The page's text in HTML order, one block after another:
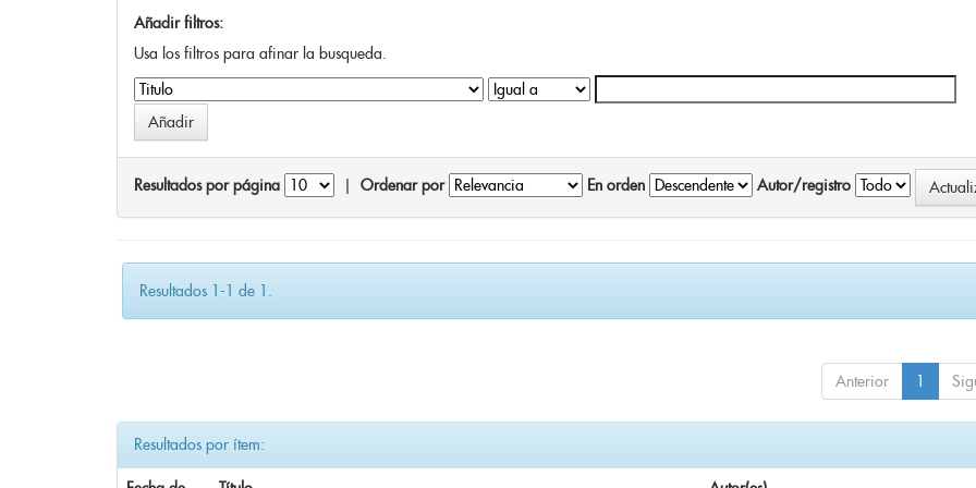
Añadir filtros:
Usa los filtros para afinar la busqueda.
Resultados por página Ordenar por En orden Autor/registro
Resultados 1-1 de 1.
Anterior 1
Resultados por ítem: